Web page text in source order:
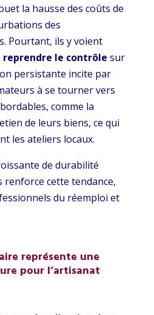
la hausse des coûts de
des
Pourtant, ils y voient
reprendre le contrôle sur
persistante incite par
à se tourner vers
comme la
de leurs biens, ce qui
les ateliers locaux.
de durabilité
renforce cette tendance,
du réemploi et
représente une
pour l’artisanat